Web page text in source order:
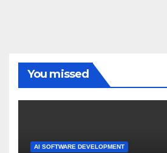
You missed
AI SOFTWARE DEVELOPMENT